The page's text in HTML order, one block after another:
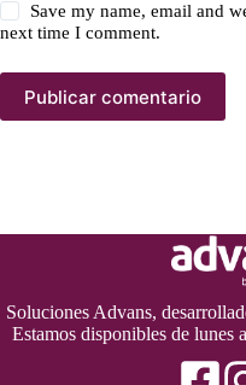
Save my name, email and
next time I comment.
Publicar comentario
Soluciones Advans,
Estamos disponibles de lunes